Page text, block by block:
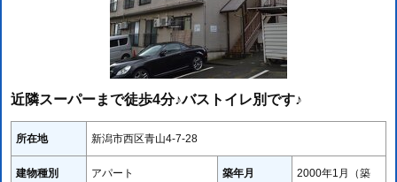
近隣スーパーまで徒歩4分♪バストイレ別です♪
所在地 新潟市西区青山4-7-28
建物種別 アパート 築年月
2000年1月（築